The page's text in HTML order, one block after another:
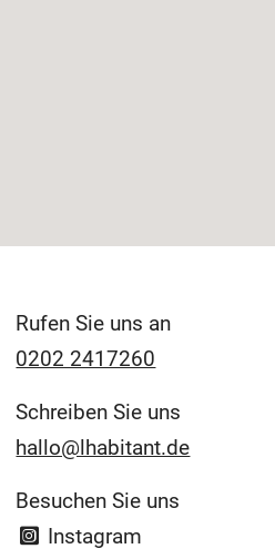
Rufen Sie uns an
0202 2417260
Schreiben Sie uns
hallo@lhabitant.de
Besuchen Sie uns
Instagram